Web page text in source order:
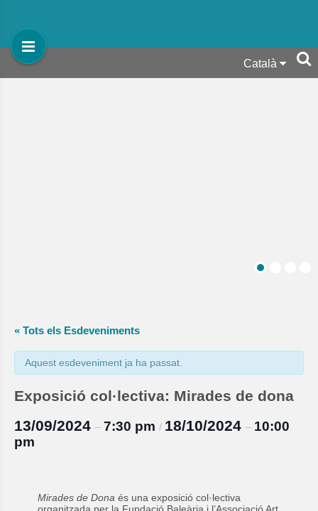
Català
« Tots els Esdeveniments
Aquest esdeveniment ja ha passat.
Exposició col·lectiva: Mirades de dona
13/09/2024 – 7:30 pm / 18/10/2024 – 10:00
pm
Mirades de Dona és una exposició col·lectiva